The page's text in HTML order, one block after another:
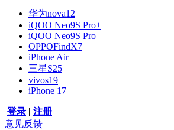
华为nova12
iQOO Neo9S Pro+
iQOO Neo9S Pro
OPPOFindX7
iPhone Air
三星S25
vivos19
iPhone 17
登录 | 注册
意见反馈